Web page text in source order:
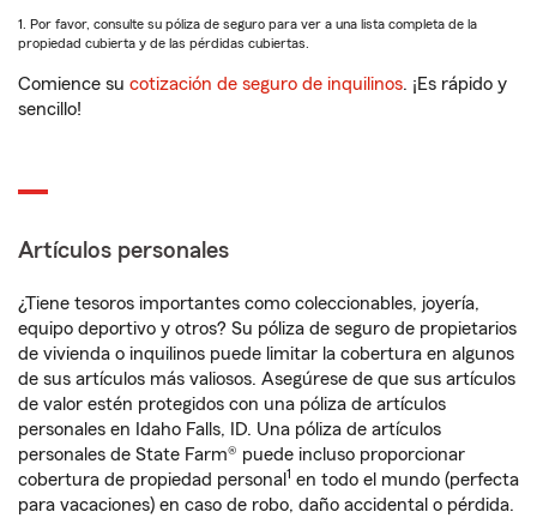
1. Por favor, consulte su póliza de seguro para ver a una lista completa de la
propiedad cubierta y de las pérdidas cubiertas.
Comience su cotización de seguro de inquilinos. ¡Es rápido y
sencillo!
Artículos personales
¿Tiene tesoros importantes como coleccionables, joyería,
equipo deportivo y otros? Su póliza de seguro de propietarios
de vivienda o inquilinos puede limitar la cobertura en algunos
de sus artículos más valiosos. Asegúrese de que sus artículos
de valor estén protegidos con una póliza de artículos
personales en Idaho Falls, ID. Una póliza de artículos
personales de State Farm® puede incluso proporcionar
cobertura de propiedad personal 1 en todo el mundo (perfecta
para vacaciones) en caso de robo, daño accidental o pérdida.